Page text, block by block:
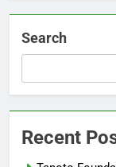
Search
Recent